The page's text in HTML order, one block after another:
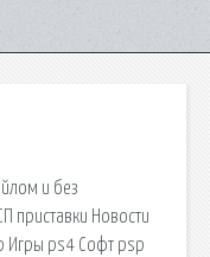
и без
приставки Новости
Игры ps4 Софт psp